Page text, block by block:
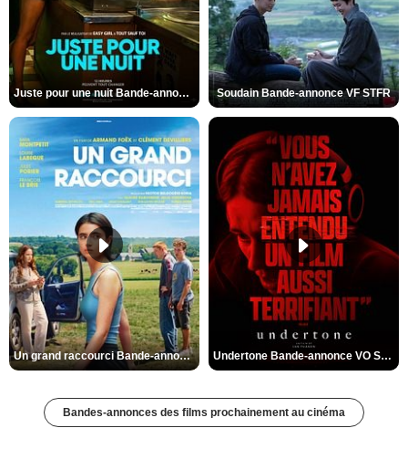
Juste pour une nuit Bande-annonce VO STFR Soudain Bande-annonce VF STFR
Un grand raccourci Bande-annonce VF Undertone Bande-annonce VO STFR
Bandes-annonces des films prochainement au cinéma